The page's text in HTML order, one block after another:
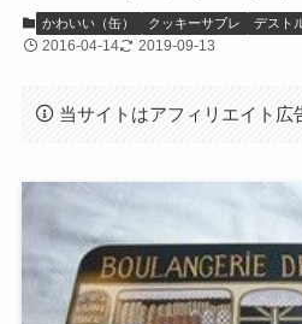
かわいい（缶） クッキーサブレ デスト
2016-04-14 2019-09-13
当サイトはアフィリエイト広